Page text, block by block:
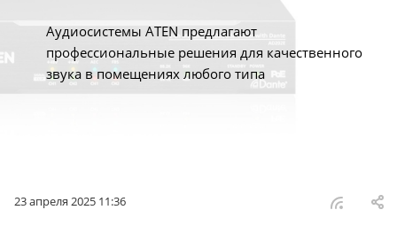
Аудиосистемы ATEN предлагают
профессиональные решения для качественного
звука в помещениях любого типа
23 апреля 2025 11:36